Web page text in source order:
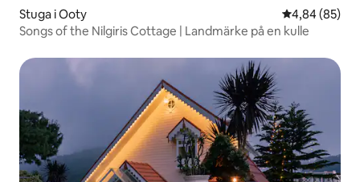
Stuga i Ooty 4,84 av 5 i
4,84 (85)
Songs of the Nilgiris Cottage | Landmärke på en kulle